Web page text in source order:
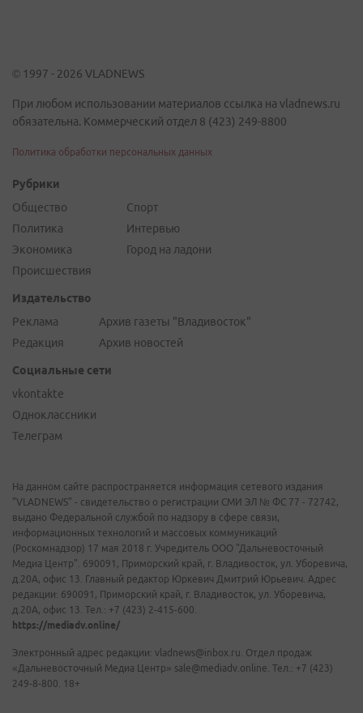
© 1997 - 2026 VLADNEWS
При любом использовании материалов ссылка на vladnews.ru
обязательна. Коммерческий отдел 8 (423) 249-8800
Политика обработки персональных данных
Рубрики
Общество
Политика
Экономика
Происшествия
Спорт
Интервью
Город на ладони
Издательство
Реклама
Редакция
Архив газеты "Владивосток"
Архив новостей
Социальные сети
vkontakte
Одноклассники
Телеграм
На данном сайте распространяется информация сетевого издания
"VLADNEWS" - свидетельство о регистрации СМИ ЭЛ № ФС 77 - 72742,
выдано Федеральной службой по надзору в сфере связи,
информационных технологий и массовых коммуникаций
(Роскомнадзор) 17 мая 2018 г. Учредитель ООО "Дальневосточный
Медиа Центр". 690091, Приморский край, г. Владивосток, ул. Уборевича,
д.20А, офис 13. Главный редактор Юркевич Дмитрий Юрьевич. Адрес
редакции: 690091, Приморский край, г. Владивосток, ул. Уборевича,
д.20А, офис 13. Тел.: +7 (423) 2-415-600.
https://mediadv.online/
Электронный адрес редакции: vladnews@inbox.ru. Отдел продаж
«Дальневосточный Медиа Центр» sale@mediadv.online. Тел.: +7 (423)
249-8-800. 18+